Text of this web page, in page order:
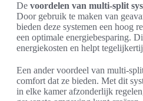
De voordelen van multi-split
Door gebruik te maken van
bieden deze systemen een hoog
een optimale energiebesparing.
energiekosten en helpt
Een ander voordeel van multi-
comfort dat ze bieden. Met dit
in elke kamer afzonderlijk